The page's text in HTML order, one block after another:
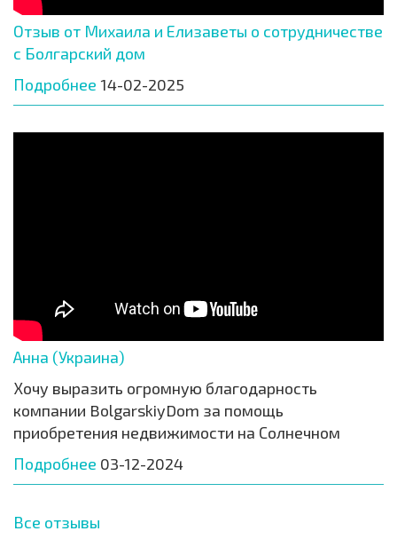
Отзыв от Михаила и Елизаветы о сотрудничестве
с Болгарский дом
Подробнее 14-02-2025
Анна (Украина)
Хочу выразить огромную благодарность
компании BolgarskiyDom за помощь
приобретения недвижимости на Солнечном
Подробнее 03-12-2024
Все отзывы